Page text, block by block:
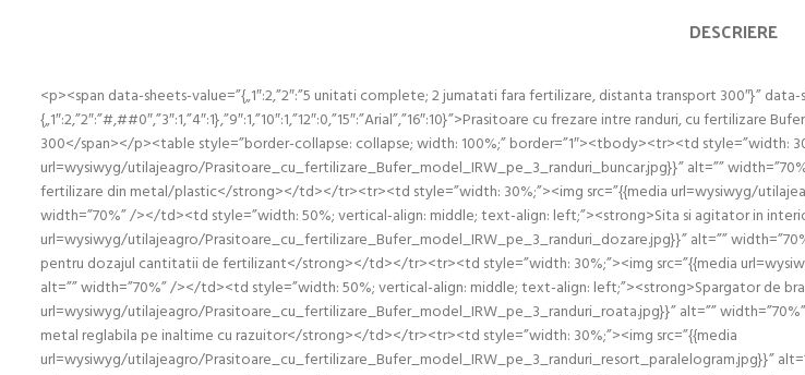
DESCRIERE
<p><span data-sheets-value=”{„1″:2,”2″:”5 unitati complete; 2 jumatati fara fertilizare, distanta transport 300″}” data-
{„1″:2,”2″:”#,##0″,”3″:1,”4″:1},”9″:1,”10″:1,”12″:0,”15″:”Arial”,”16″:10}”>Prasitoare cu frezare intre randuri, cu
300</span></p><table style=”border-collapse: collapse; width: 100%;” border=”1″><tbody><tr><td style=”width:
url=wysiwyg/utilajeagro/Prasitoare_cu_fertilizare_Bufer_model_IRW_pe_3_randuri_buncar.jpg}}” alt=””
fertilizare din metal/plastic</strong></td></tr><tr><td style=”width: 30%;”><img src=”{{media url=wysiwyg/
width=”70%” /></td><td style=”width: 50%; vertical-align: middle; text-align: left;”><strong>Sita si agitator in
url=wysiwyg/utilajeagro/Prasitoare_cu_fertilizare_Bufer_model_IRW_pe_3_randuri_dozare.jpg}}” alt=””
pentru dozajul cantitatii de fertilizant</strong></td></tr><tr><td style=”width: 30%;”><img src=”{{media
alt=”” width=”70%” /></td><td style=”width: 50%; vertical-align: middle; text-align: left;”><strong>Spargator de
url=wysiwyg/utilajeagro/Prasitoare_cu_fertilizare_Bufer_model_IRW_pe_3_randuri_roata.jpg}}” alt=””
metal reglabila pe inaltime cu razuitor</strong></td></tr><tr><td style=”width: 30%;”><img src=”{{media
url=wysiwyg/utilajeagro/Prasitoare_cu_fertilizare_Bufer_model_IRW_pe_3_randuri_resort_paralelogram.jpg}}”